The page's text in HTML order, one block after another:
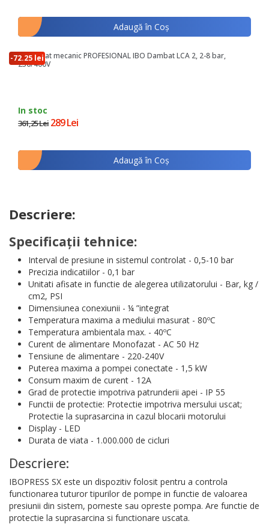
Adaugă în Coş
-72.25 lei
Presostat mecanic PROFESIONAL IBO Dambat LCA 2, 2-8 bar,
230/400V
In stoc
361,25 Lei 289 Lei
Adaugă în Coş
Descriere:
Specificații tehnice:
Interval de presiune in sistemul controlat - 0,5-10 bar
Precizia indicatiilor - 0,1 bar
Unitati afisate in functie de alegerea utilizatorului - Bar, kg /
cm2, PSI
Dimensiunea conexiunii - ¼ ”integrat
Temperatura maxima a mediului masurat - 80ºC
Temperatura ambientala max. - 40ºC
Curent de alimentare Monofazat - AC 50 Hz
Tensiune de alimentare - 220-240V
Puterea maxima a pompei conectate - 1,5 kW
Consum maxim de curent - 12A
Grad de protectie impotriva patrunderii apei - IP 55
Functii de protectie: Protectie impotriva mersului uscat;
Protectie la suprasarcina in cazul blocarii motorului
Display - LED
Durata de viata - 1.000.000 de cicluri
Descriere:
IBOPRESS SX este un dispozitiv folosit pentru a controla
functionarea tuturor tipurilor de pompe in functie de valoarea
presiunii din sistem, porneste sau opreste pompa. Are functie de
protectie la suprasarcina si functionare uscata.